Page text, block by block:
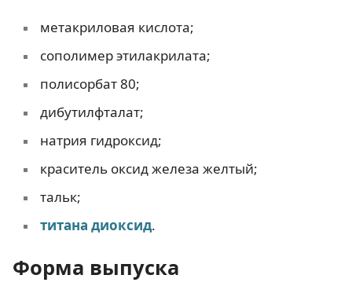
метакриловая кислота;
сополимер этилакрилата;
полисорбат 80;
дибутилфталат;
натрия гидроксид;
краситель оксид железа желтый;
тальк;
титана диоксид.
Форма выпуска